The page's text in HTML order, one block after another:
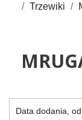
Trzewiki
Data dodania,